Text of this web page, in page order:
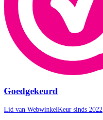
Goedgekeurd
Lid van WebwinkelKeur sinds 2022